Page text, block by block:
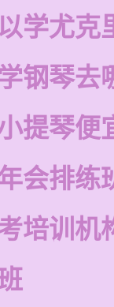
学尤克
钢琴去
提琴便
会排练
培训机